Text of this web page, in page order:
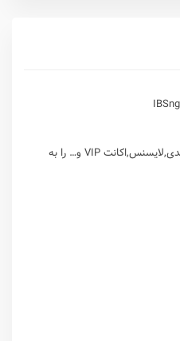
چگونه پین های دیجیتالی مثل اپل آیدی,لایسنس,اکانت VIP و… را به